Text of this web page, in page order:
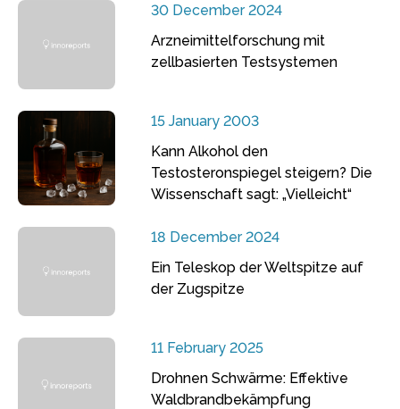
30 December 2024
Arzneimittelforschung mit
zellbasierten Testsystemen
15 January 2003
Kann Alkohol den
Testosteronspiegel steigern? Die
Wissenschaft sagt: „Vielleicht“
18 December 2024
Ein Teleskop der Weltspitze auf
der Zugspitze
11 February 2025
Drohnen Schwärme: Effektive
Waldbrandbekämpfung